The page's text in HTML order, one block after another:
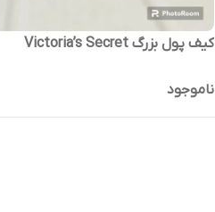
کیف پول بزرگ Victoria’s Secret
ناموجود